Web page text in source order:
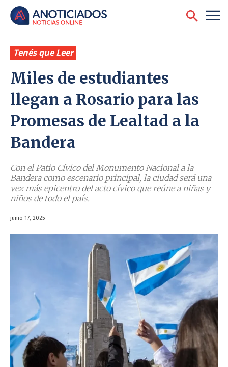
Tenés que Leer
Miles de estudiantes
llegan a Rosario para las
Promesas de Lealtad a la
Bandera
Con el Patio Cívico del Monumento Nacional a la
Bandera como escenario principal, la ciudad será una
vez más epicentro del acto cívico que reúne a niñas y
niños de todo el país.
junio 17, 2025